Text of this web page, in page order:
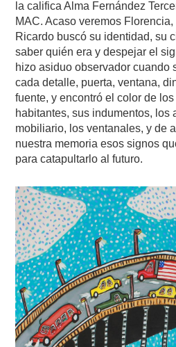
la califica Alma Fernández
MAC. Acaso veremos
Ricardo buscó su identidad, su
saber quién era y despejar el
hizo asiduo observador cuando
cada detalle, puerta, ventana,
fuente, y encontró el color de
habitantes, sus indumentos, los
mobiliario, los ventanales, y de
nuestra memoria esos signos
para catapultarlo al futuro.